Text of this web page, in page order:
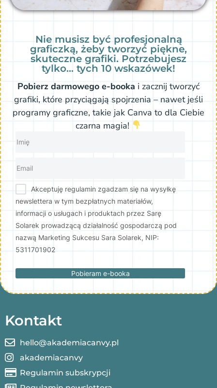
Nie musisz być profesjonalną
graficzką, żeby tworzyć piękne,
skuteczne grafiki. Potrzebujesz
tylko… tych 10 wskazówek!
Pobierz darmowego e-booka i zacznij tworzyć
grafiki, które przyciągają spojrzenia – nawet jeśli
programy graficzne, takie jak Canva to dla Ciebie
czarna magia!
Akceptuję regulamin zgadzam się na wysyłkę
newslettera w tym bezpłatnych materiałów,
informacji o usługach i produktach przez Sarę
Solarek prowadzącą działalność gospodarczą pod
nazwą Marketing Sukcesu Sara Solarek, NIP:
5311701902
Pobieram e-booka
Kontakt
hello@akademiacanvy.pl
akademiacanvy
Regulamin subskrypcji